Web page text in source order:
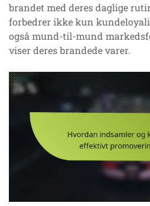
brandet med deres daglige
forbedrer ikke kun
også mund-til-mund
viser deres brandede varer.